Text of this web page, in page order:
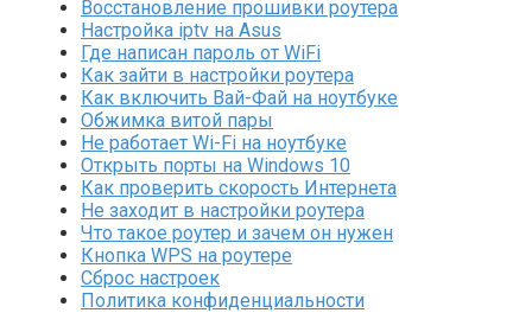
Восстановление прошивки роутера
Настройка iptv на Asus
Где написан пароль от WiFi
Как зайти в настройки роутера
Как включить Вай-Фай на ноутбуке
Обжимка витой пары
Не работает Wi-Fi на ноутбуке
Открыть порты на Windows 10
Как проверить скорость Интернета
Не заходит в настройки роутера
Что такое роутер и зачем он нужен
Кнопка WPS на роутере
Сброс настроек
Политика конфиденциальности